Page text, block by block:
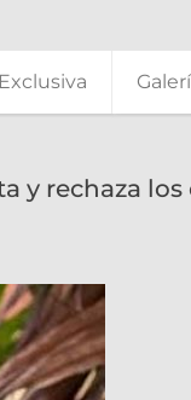
Exclusiva
y rechaza los